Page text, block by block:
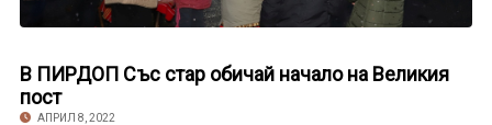
В ПИРДОП Със стар обичай начало на Великия
пост
АПРИЛ 8, 2022